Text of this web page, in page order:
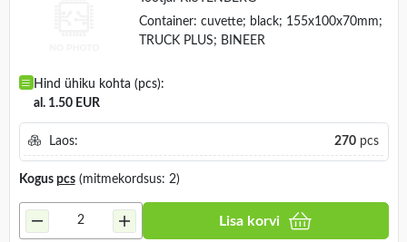
Container: cuvette; black; 155x100x70mm;
TRUCK PLUS; BINEER
Hind ühiku kohta (pcs):
al. 1.50 EUR
Laos: 270pcs
Kogus pcs(mitmekordsus: 2)
Lisa korvi